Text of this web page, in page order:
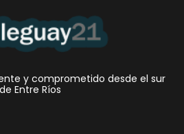
y comprometido desde el sur
de Entre Ríos